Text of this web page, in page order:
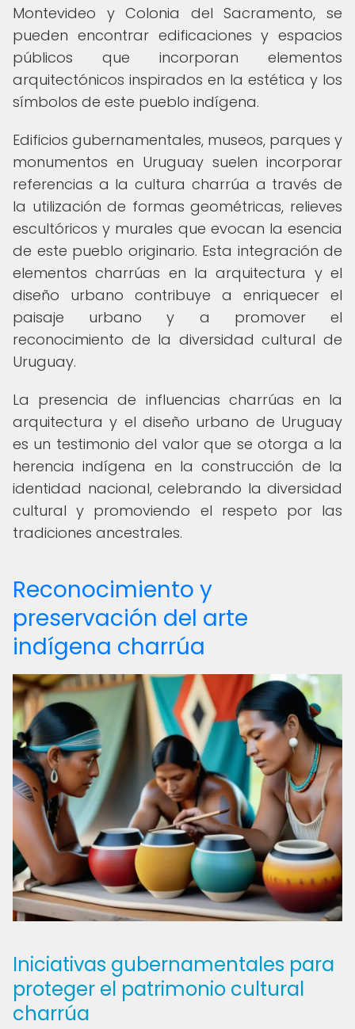
Montevideo y Colonia del Sacramento, se
pueden encontrar edificaciones y espacios
públicos que incorporan elementos
arquitectónicos inspirados en la estética y los
símbolos de este pueblo indígena.
Edificios gubernamentales, museos, parques y
monumentos en Uruguay suelen incorporar
referencias a la cultura charrúa a través de
la utilización de formas geométricas, relieves
escultóricos y murales que evocan la esencia
de este pueblo originario. Esta integración de
elementos charrúas en la arquitectura y el
diseño urbano contribuye a enriquecer el
paisaje urbano y a promover el
reconocimiento de la diversidad cultural de
Uruguay.
La presencia de influencias charrúas en la
arquitectura y el diseño urbano de Uruguay
es un testimonio del valor que se otorga a la
herencia indígena en la construcción de la
identidad nacional, celebrando la diversidad
cultural y promoviendo el respeto por las
tradiciones ancestrales.
Reconocimiento y
preservación del arte
indígena charrúa
Iniciativas gubernamentales para
proteger el patrimonio cultural
charrúa